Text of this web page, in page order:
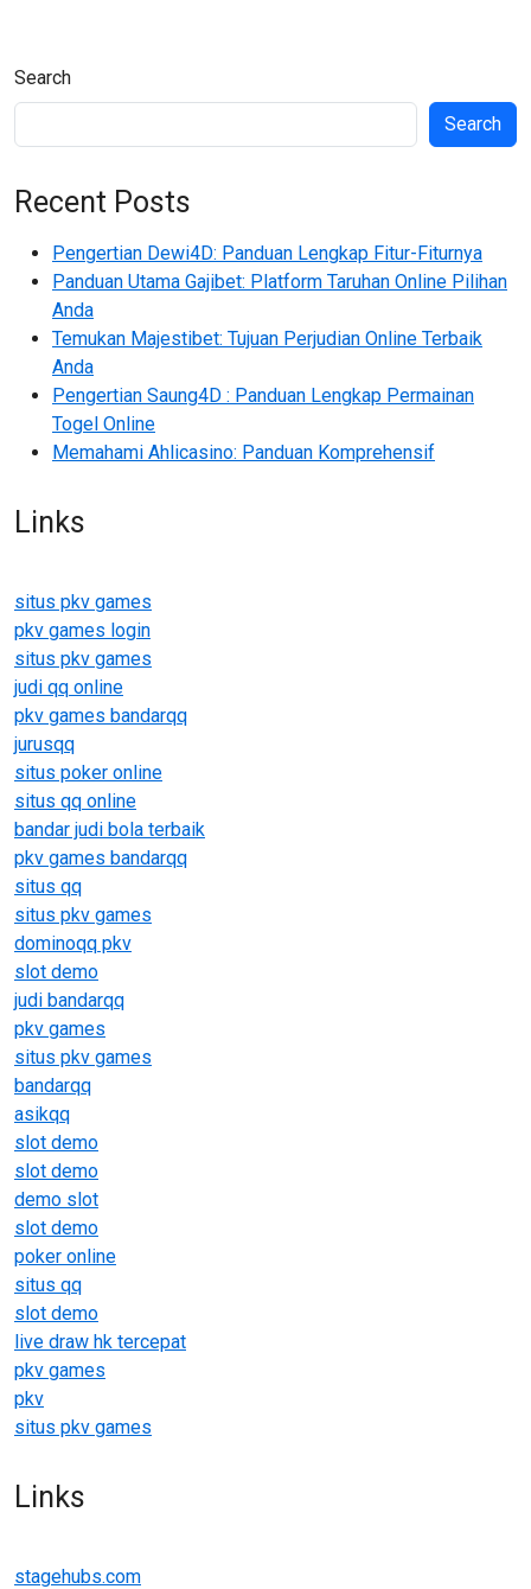
Search
Search
Recent Posts
Pengertian Dewi4D: Panduan Lengkap Fitur-Fiturnya
Panduan Utama Gajibet: Platform Taruhan Online Pilihan
Anda
Temukan Majestibet: Tujuan Perjudian Online Terbaik
Anda
Pengertian Saung4D : Panduan Lengkap Permainan
Togel Online
Memahami Ahlicasino: Panduan Komprehensif
Links
situs pkv games
pkv games login
situs pkv games
judi qq online
pkv games bandarqq
jurusqq
situs poker online
situs qq online
bandar judi bola terbaik
pkv games bandarqq
situs qq
situs pkv games
dominoqq pkv
slot demo
judi bandarqq
pkv games
situs pkv games
bandarqq
asikqq
slot demo
slot demo
demo slot
slot demo
poker online
situs qq
slot demo
live draw hk tercepat
pkv games
pkv
situs pkv games
Links
stagehubs.com